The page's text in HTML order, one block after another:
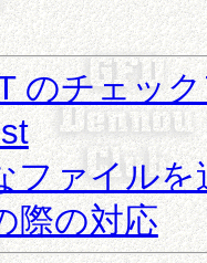
のチェッ
ファイル
際の対応